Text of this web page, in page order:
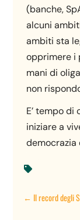
(banche,
alcuni
ambiti sta
opprimere i
mani di
non
E’ tempo
iniziare a
democrazia

← Il record degli